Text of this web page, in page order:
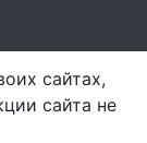
сайтах,
сайта не